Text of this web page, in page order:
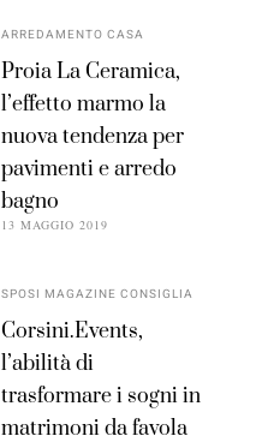
ARREDAMENTO CASA
Proia La Ceramica,
l’effetto marmo la
nuova tendenza per
pavimenti e arredo
bagno
13 MAGGIO 2019
SPOSI MAGAZINE CONSIGLIA
Corsini.Events,
l’abilità di
trasformare i sogni in
matrimoni da favola